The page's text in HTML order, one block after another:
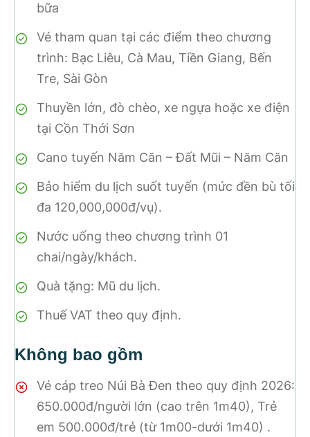
bữa
Vé tham quan tại các điểm theo chương
trình: Bạc Liêu, Cà Mau, Tiền Giang, Bến
Tre, Sài Gòn
Thuyền lớn, đò chèo, xe ngựa hoặc xe điện
tại Cồn Thới Sơn
Cano tuyến Năm Căn – Đất Mũi – Năm Căn
Bảo hiểm du lịch suốt tuyến (mức đền bù tối
đa 120,000,000đ/vụ).
Nước uống theo chương trình 01
chai/ngày/khách.
Quà tặng: Mũ du lịch.
Thuế VAT theo quy định.
Không bao gồm
Vé cáp treo Núi Bà Đen theo quy định 2026:
650.000đ/người lớn (cao trên 1m40), Trẻ
em 500.000đ/trẻ (từ 1m00-dưới 1m40) .